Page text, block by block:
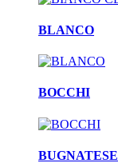
BLANCO
BOCCHI
BUGNATESE